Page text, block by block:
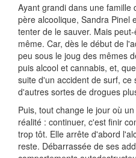
Ayant grandi dans une famille
père alcoolique, Sandra Pinel
tenter de le sauver. Mais
même. Car, dès le début de
peu sous le joug des mêmes
puis alcool et cannabis, et,
suite d'un accident de surf, ce
d'autres sortes de drogues
Puis, tout change le jour où
réalité : continuer, c'est finir
trop tôt. Elle arrête d'abord
reste. Débarrassée de ses